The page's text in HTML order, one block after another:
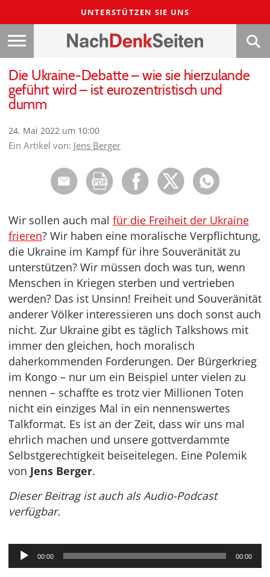
UNTERSTÜTZEN SIE UNS
Die Ukraine-Debatte – wie sie hierzulande
geführt wird – ist eurozentristisch und
dumm
24. Mai 2022 um 10:00
Ein Artikel von: Jens Berger
Wir sollen auch mal für die Freiheit der Ukraine
frieren? Wir haben eine moralische Verpflichtung,
die Ukraine im Kampf für ihre Souveränität zu
unterstützen? Wir müssen doch was tun, wenn
Menschen in Kriegen sterben und vertrieben
werden? Das ist Unsinn! Freiheit und Souveränität
anderer Völker interessieren uns doch sonst auch
nicht. Zur Ukraine gibt es täglich Talkshows mit
immer den gleichen, hoch moralisch
daherkommenden Forderungen. Der Bürgerkrieg
im Kongo – nur um ein Beispiel unter vielen zu
nennen – schaffte es trotz vier Millionen Toten
nicht ein einziges Mal in ein nennenswertes
Talkformat. Es ist an der Zeit, dass wir uns mal
ehrlich machen und unsere gottverdammte
Selbstgerechtigkeit beiseitelegen. Eine Polemik
von Jens Berger.
Dieser Beitrag ist auch als Audio-Podcast
verfügbar.
Audio-
Player
00:00 00:00